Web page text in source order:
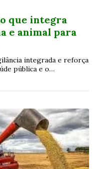
que integra
e animal para
integrada e reforça
pública e o